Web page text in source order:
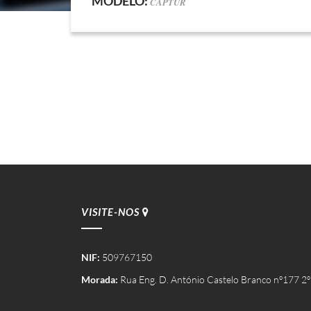
VISITE-NOS
NIF: 509767150
Morada: Rua Eng. D. António Castelo Branco nº177